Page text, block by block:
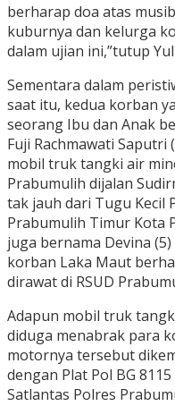
berharap doa atas
kuburnya dan kelurga
dalam ujian ini,”tutup
Sementara dalam
saat itu, kedua korban
seorang Ibu dan Anak
Fuji Rachmawati
mobil truk tangki air
Prabumulih dijalan
tak jauh dari Tugu Kecil
Prabumulih Timur Kota
juga bernama Devina
korban Laka Maut
dirawat di RSUD
Adapun mobil truk
diduga menabrak para
motornya tersebut
dengan Plat Pol BG
Satlantas Polres